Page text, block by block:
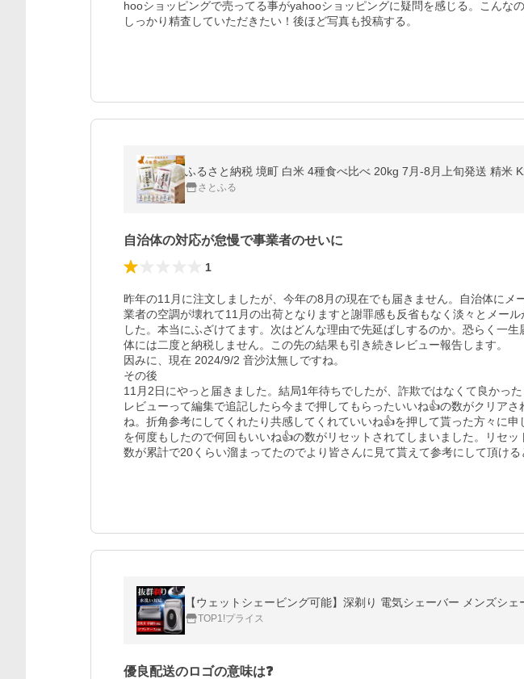
hooショッピングで売ってる事がyahooショッピングに疑問を感じる。こんな
しっかり精査していただきたい！後ほど写真も投稿する。
ふるさと納税 境町 白米 4種食べ比べ 20kg 7月-8月上旬発送 精米
さとふる
自治体の対応が怠慢で事業者のせいに
1
昨年の11月に注文しましたが、今年の8月の現在でも届きません。自治体にメ
業者の空調が壊れて11月の出荷となりますと謝罪感も反省もなく淡々とメー
した。本当にふざけてます。次はどんな理由で先延ばしするのか。恐らく一
体には二度と納税しません。この先の結果も引き続きレビュー報告します。
因みに、現在 2024/9/2 音沙汰無しですね。
その後
11月2日にやっと届きました。結局1年待ちでしたが、詐欺ではなくて良かった
レビューって編集で追記したら今まで押してもらったいいね👍の数がクリア
ね。折角参考にしてくれたり共感してくれていいね👍を押して貰った方々に
を何度もしたので何回もいいね👍の数がリセットされてしまいました。リセ
数が累計で20くらい溜まってたのでより皆さんに見て貰えて参考にして頂け
TOP1!プライス
優良配送のロゴの意味は❓